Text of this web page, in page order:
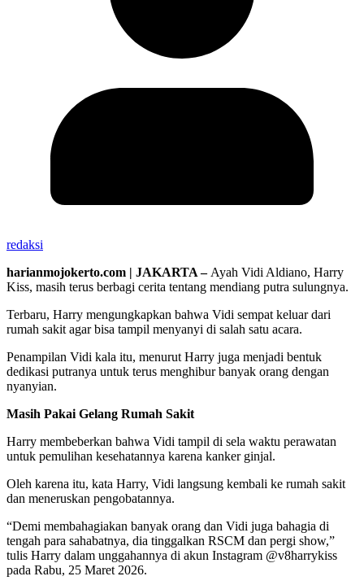
redaksi
harianmojokerto.com | JAKARTA – Ayah Vidi Aldiano, Harry
Kiss, masih terus berbagi cerita tentang mendiang putra sulungnya.
Terbaru, Harry mengungkapkan bahwa Vidi sempat keluar dari
rumah sakit agar bisa tampil menyanyi di salah satu acara.
Penampilan Vidi kala itu, menurut Harry juga menjadi bentuk
dedikasi putranya untuk terus menghibur banyak orang dengan
nyanyian.
Masih Pakai Gelang Rumah Sakit
Harry membeberkan bahwa Vidi tampil di sela waktu perawatan
untuk pemulihan kesehatannya karena kanker ginjal.
Oleh karena itu, kata Harry, Vidi langsung kembali ke rumah sakit
dan meneruskan pengobatannya.
“Demi membahagiakan banyak orang dan Vidi juga bahagia di
tengah para sahabatnya, dia tinggalkan RSCM dan pergi show,”
tulis Harry dalam unggahannya di akun Instagram @v8harrykiss
pada Rabu, 25 Maret 2026.